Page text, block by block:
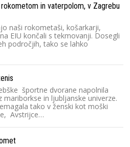
in vaterpolom, v Zagrebu
naši rokometaši, košarkarji,
EIU končali s tekmovanji. Dosegli
področjih, tako se lahko
športne dvorane napolnila
in ljubljanske univerze.
tako v ženski kot moški
Avstrijce…